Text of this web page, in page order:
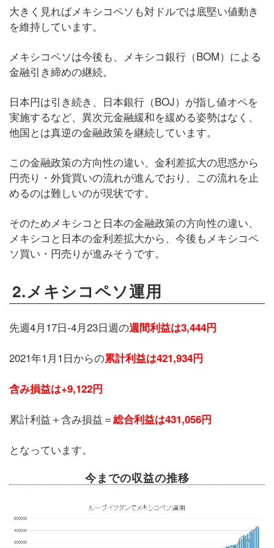
大きく見ればメキシコペソも対ドルでは底堅い値動き
を維持しています。
メキシコペソは今後も、メキシコ銀行（BOM）による
金融引き締めの継続。
日本円は引き続き、日本銀行（BOJ）が指し値オペを
実施するなど、異次元金融緩和を緩める姿勢はなく、
他国とは真逆の金融政策を継続しています。
この金融政策の方向性の違い、金利差拡大の思惑から
円売り・外貨買いの流れが進んでおり、この流れを止
めるのは難しいのが現状です。
そのためメキシコと日本の金融政策の方向性の違い、
メキシコと日本の金利差拡大から、今後もメキシコペ
ソ買い・円売りが進みそうです。
2.メキシコペソ運用
先週4月17日-4月23日週の週間利益は3,444円
2021年1月1日からの累計利益は421,934円
含み損益は+9,122円
累計利益＋含み損益＝総合利益は431,056円
となっています。
今までの収益の推移